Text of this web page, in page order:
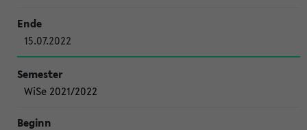
15.07.2022
WiSe 2021/2022